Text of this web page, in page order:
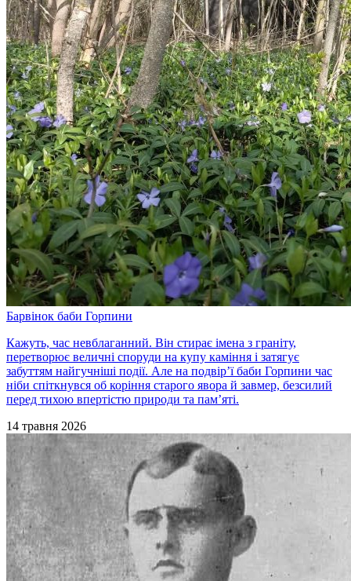
Барвінок баби Горпини
Кажуть, час невблаганний. Він стирає імена з граніту,
перетворює величні споруди на купу каміння і затягує
забуттям найгучніші події. Але на подвір’ї баби Горпини час
ніби спіткнувся об коріння старого явора й завмер, безсилий
перед тихою впертістю природи та пам’яті.
14 травня 2026